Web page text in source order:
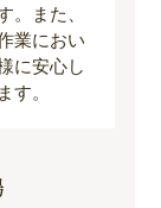
。また、
業におい
に安心し
す。